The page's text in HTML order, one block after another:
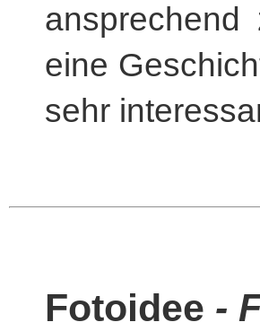
eine
sehr
Fotoidee -